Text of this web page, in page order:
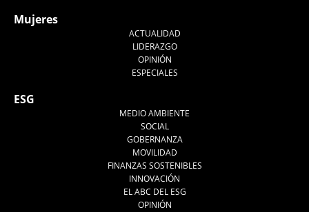
Mujeres
ACTUALIDAD
LIDERAZGO
OPINIÓN
ESPECIALES
ESG
MEDIO AMBIENTE
SOCIAL
GOBERNANZA
MOVILIDAD
FINANZAS SOSTENIBLES
INNOVACIÓN
EL ABC DEL ESG
OPINIÓN